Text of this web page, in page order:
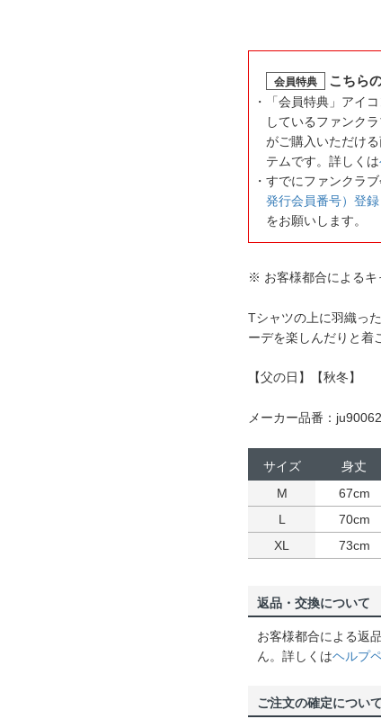
会員特典 こちら
「会員特典」アイ
しているファンク
がご購入いただけ
テムです。詳しくは
すでにファンクラブ
発行会員番号）登録
をお願いします。
※ お客様都合によるキ
Tシャツの上に羽織っ
ーデを楽しんだりと着
【父の日】【秋冬】
メーカー品番：
サイズ 身丈
M
67cm
L
70cm
XL
73cm
返品・交換について
お客様都合による返
ん。詳しくはヘルプ
ご注文の確定について